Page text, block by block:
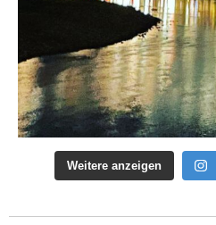
Weitere anzeigen